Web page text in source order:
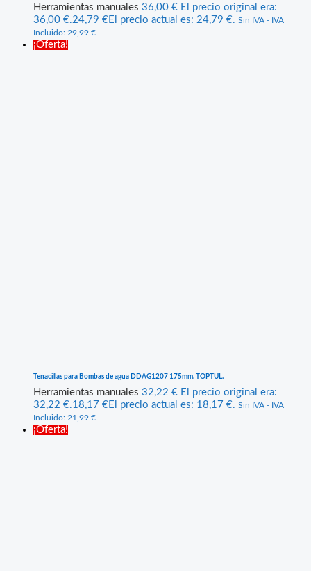
Herramientas manuales 36,00€ El precio original era:
36,00 €.24,79 €El precio actual es: 24,79 €. Sin IVA - IVA
Incluido: 29,99 €
¡Oferta!
Tenacillas para Bombas de agua DDAG1207 175mm. TOPTUL.
Herramientas manuales 32,22€ El precio original era:
32,22 €.18,17 €El precio actual es: 18,17 €. Sin IVA - IVA
Incluido: 21,99 €
¡Oferta!